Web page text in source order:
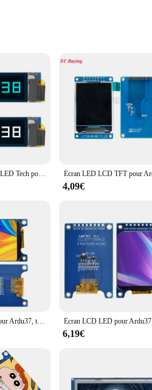
to provide a clear, vibrant visual
a variety of projects, from hobbyist to
install and integrate into your project. The
as a set, making it accessible to vendors
working on a complex project or
Écran LCD LED OLED Tech pour Ardu37, blanc et bleu, communication IIC, 0.91 pouces, 0.91 pouces, 0.91 pouces, 1 à 10 pièces
4,09€
Écran LCD LED pour Ardu37, technologie d'affichage TFT pour documents, contrôleur HD IPS, interface KampX280 éventuelles I ST7789, 1.69 pouces, 1.69 pouces
6,19€